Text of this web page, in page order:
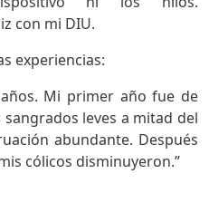
con mi DIU.
experiencias:
Mi primer año fue de
leves a mitad del
abundante. Después
cólicos disminuyeron.”